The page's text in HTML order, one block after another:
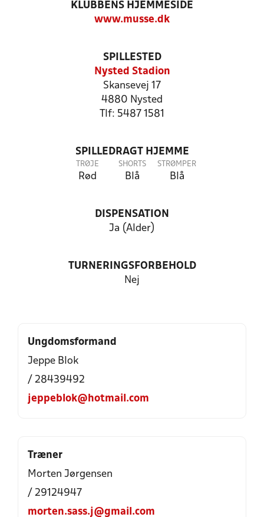
KLUBBENS HJEMMESIDE
www.musse.dk
SPILLESTED
Nysted Stadion
Skansevej 17
4880 Nysted
Tlf: 5487 1581
SPILLEDRAGT HJEMME
TRØJE
Rød
SHORTS
Blå
STRØMPER
Blå
DISPENSATION
Ja (Alder)
TURNERINGSFORBEHOLD
Nej
Ungdomsformand
Jeppe Blok
/ 28439492
jeppeblok@hotmail.com
Træner
Morten Jørgensen
/ 29124947
morten.sass.j@gmail.com